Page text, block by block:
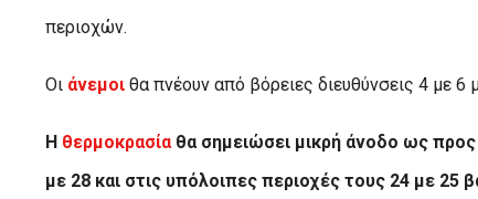
περιοχών.
Οι άνεμοι θα πνέουν από βόρειες διευθύνσεις 4 με 6
Η θερμοκρασία θα σημειώσει μικρή άνοδο ως προς
με 28 και στις υπόλοιπες περιοχές τους 24 με 25